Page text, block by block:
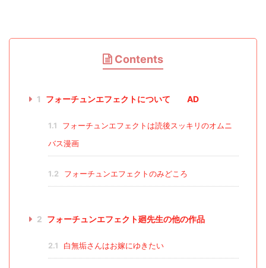
Contents
1 フォーチュンエフェクトについて AD
1.1
フォーチュンエフェクトは読後スッキリのオムニ
バス漫画
1.2 フォーチュンエフェクトのみどころ
2 フォーチュンエフェクト廻先生の他の作品
2.1 白無垢さんはお嫁にゆきたい